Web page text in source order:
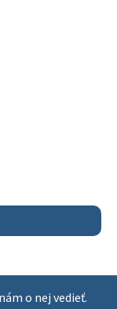
o nej vedieť.